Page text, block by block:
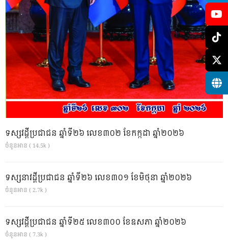
ទស្សវដ្តីប្រជាជន ឆ្នាំទី២៦ លេខ៣០២ ខែកក្កដា ឆ្នាំ២០២៦
ចំនួនអាន ( 14.5k )
ទស្សនាវដ្ដីប្រជាជន ឆ្នាំទី២៦ លេខ៣០១ ខែមិថុនា ឆ្នាំ២០២៦
ចំនួនអាន ( 2.7k )
ទស្សវដ្តីប្រជាជន ឆ្នាំទី២៥ លេខ៣០០ ខែឧសភា ឆ្នាំ២០២៦
ចំនួនអាន ( 7.3k )